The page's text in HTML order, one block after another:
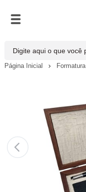
Página Inicial Formatura